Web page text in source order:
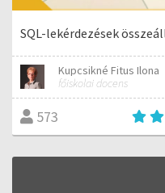
SQL-lekérdezések
Kupcsikné Fitus Ilona
főiskolai docens
573